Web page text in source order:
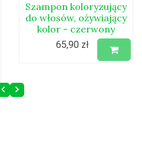
Szampon koloryzujący
do włosów, ożywiający
kolor - czerwony
65,90 zł